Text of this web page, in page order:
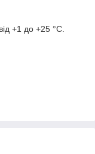
+1 до +25 °С.